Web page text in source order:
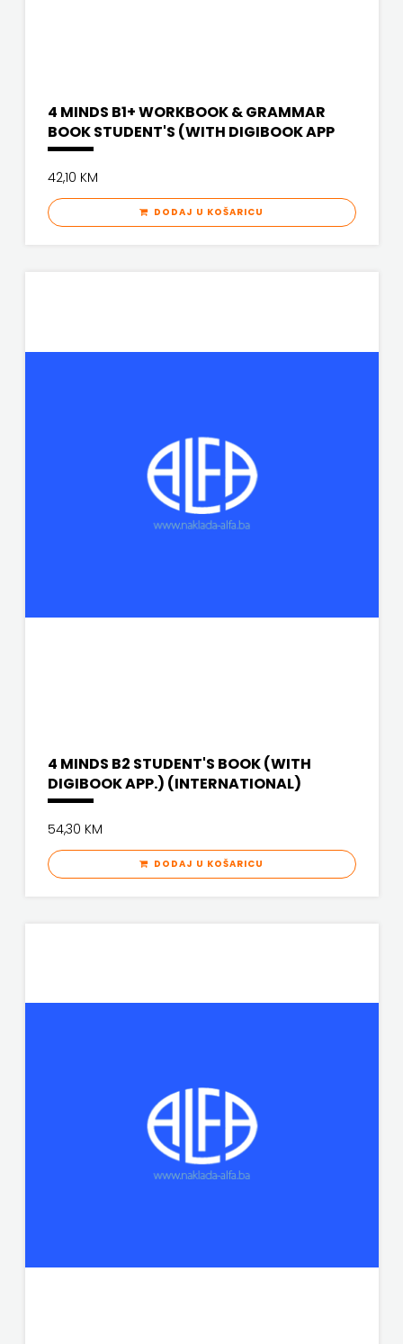
4 MINDS B1+ WORKBOOK & GRAMMAR
BOOK STUDENT'S (WITH DIGIBOOK APP
42,10 KM
DODAJ U KOŠARICU
4 MINDS B2 STUDENT'S BOOK (WITH
DIGIBOOK APP.) (INTERNATIONAL)
54,30 KM
DODAJ U KOŠARICU